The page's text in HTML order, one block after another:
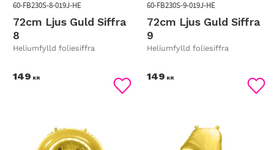
72cm Ljus Guld Siffra
8
Heliumfylld foliesiffra
60-FB230S-8-019J-HE
149 KR
Lägg till i favoriter
72cm Ljus Guld Siffra
9
Heliumfylld foliesiffra
60-FB230S-9-019J-HE
149 KR